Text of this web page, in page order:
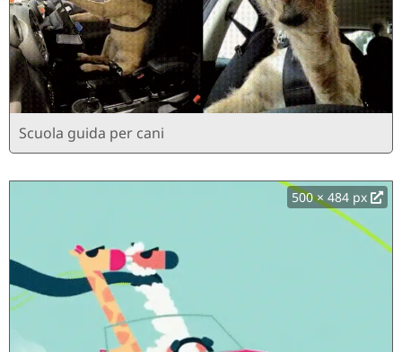
Scuola guida per cani
500 × 484 px